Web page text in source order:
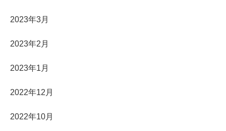
2023年3月
2023年2月
2023年1月
2022年12月
2022年10月